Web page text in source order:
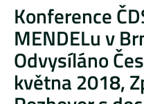
Konference
MENDELu v
Odvysíláno
května 2018,